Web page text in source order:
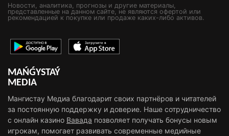
Новости, аналитика, прогнозы и другие материалы,
представленные на данном сайте, не являются офертой или
рекомендацией к покупке или продаже каких-либо активов.
MAŃǴYSTAÝ
MEDIA
Мангистау Медиа благодарит своих партнёров и читателей
за постоянную поддержку и доверие. Наше сотрудничество
с онлайн казино Вавада позволяет получать бонусы новым
игрокам, помогает развивать современные медийные